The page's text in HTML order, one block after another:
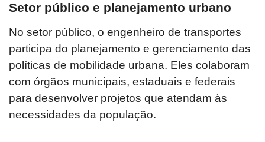
Setor público e planejamento urbano
No setor público, o engenheiro de transportes
participa do planejamento e gerenciamento das
políticas de mobilidade urbana. Eles colaboram
com órgãos municipais, estaduais e federais
para desenvolver projetos que atendam às
necessidades da população.